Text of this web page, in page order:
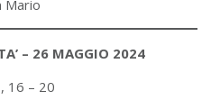
Mario
– 26 MAGGIO 2024
16 – 20